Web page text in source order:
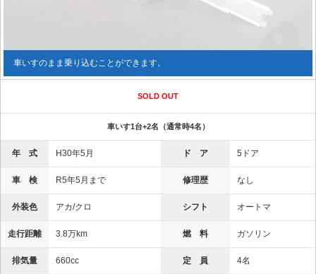
車いすのまま乗り込むことができます。
SOLD OUT
車いす1台+2名（通常時4名）
年 式 H30年5月 ド ア 5ドア
車 検 R5年5月まで 修理歴 なし
外装色 アカ/クロ シフト オートマ
走行距離 3.8万km 燃 料 ガソリン
排気量 660cc 定 員 4名